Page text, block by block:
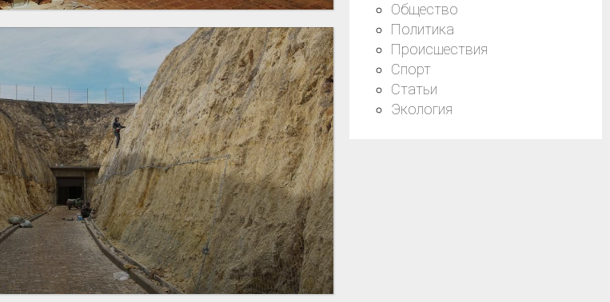
Общество
Политика
Происшествия
Спорт
Статьи
Экология